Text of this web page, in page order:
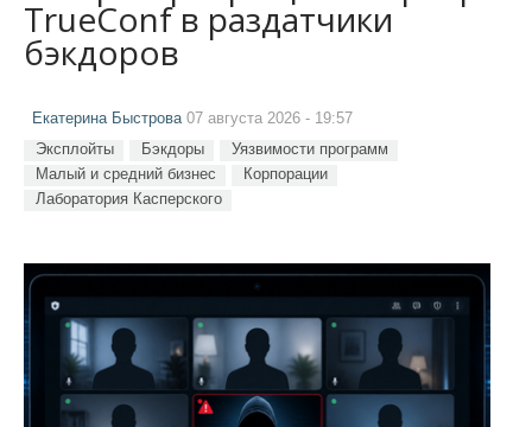
TrueConf в раздатчики
бэкдоров
Екатерина Быстрова07 августа 2026 - 19:57
Эксплойты Бэкдоры
Уязвимости программ
Малый и средний бизнес
Корпорации
Лаборатория Касперского